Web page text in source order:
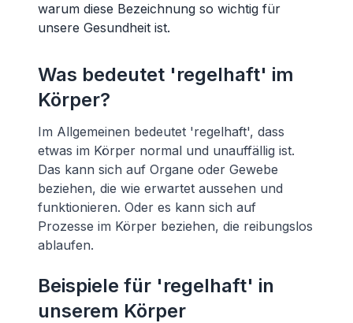
warum diese Bezeichnung so wichtig für
unsere Gesundheit ist.
Was bedeutet 'regelhaft' im
Körper?
Im Allgemeinen bedeutet 'regelhaft', dass
etwas im Körper normal und unauffällig ist.
Das kann sich auf Organe oder Gewebe
beziehen, die wie erwartet aussehen und
funktionieren. Oder es kann sich auf
Prozesse im Körper beziehen, die reibungslos
ablaufen.
Beispiele für 'regelhaft' in
unserem Körper